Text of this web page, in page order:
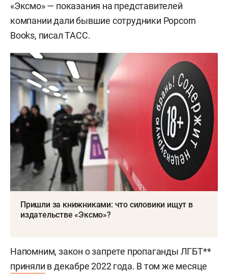
«Эксмо» — показания на представителей
компании дали бывшие сотрудники Popcorn
Books, писал ТАСС.
Пришли за книжниками: что силовики ищут в
издательстве «Эксмо»?
Напомним, закон о запрете пропаганды ЛГБТ**
приняли в декабре 2022 года. В том же месяце